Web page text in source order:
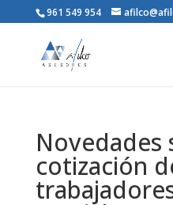
961 549 954
Novedades
cotización